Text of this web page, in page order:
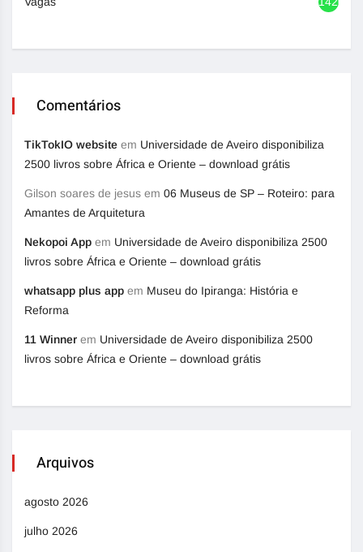
Comentários
TikTokIO website em Universidade de Aveiro disponibiliza
2500 livros sobre África e Oriente – download grátis
Gilson soares de jesus em 06 Museus de SP – Roteiro: para
Amantes de Arquitetura
Nekopoi App em Universidade de Aveiro disponibiliza 2500
livros sobre África e Oriente – download grátis
whatsapp plus app em Museu do Ipiranga: História e
Reforma
11 Winner em Universidade de Aveiro disponibiliza 2500
livros sobre África e Oriente – download grátis
Arquivos
agosto 2026
julho 2026